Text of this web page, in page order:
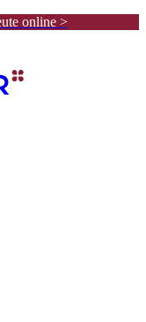
online >